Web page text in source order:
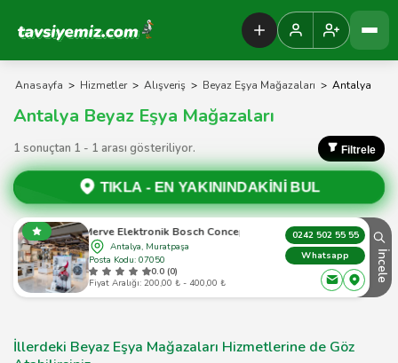
Tavsiyemiz Anasayfa
Anasayfa > Hizmetler > Alışveriş > Beyaz Eşya Mağazaları > Antalya
Antalya Beyaz Eşya Mağazaları
1 sonuçtan 1 - 1 arası gösteriliyor. Filtrele
TIKLA - EN YAKININDAKİNİ BUL
Merve Elektronik Bosch Concept
Antalya, Muratpaşa
Posta Kodu: 07050
0.0 (0)
Fiyat Aralığı: 200,00 ₺ - 400,00 ₺
0242 502 55 55
Whatsapp
İncele
İllerdeki Beyaz Eşya Mağazaları Hizmetlerine de Göz